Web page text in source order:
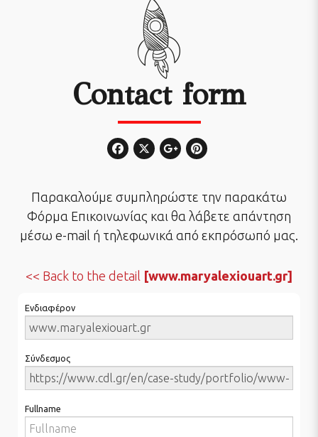
Contact form
Παρακαλούμε συμπληρώστε την παρακάτω
Φόρμα Επικοινωνίας και θα λάβετε απάντηση
μέσω e-mail ή τηλεφωνικά από εκπρόσωπό μας.
Back to the detail [www.maryalexiouart.gr]
Ενδιαφέρον
Σύνδεσμος
Fullname